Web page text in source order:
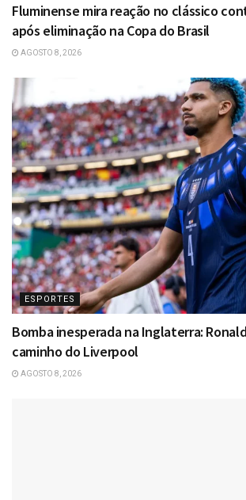
Fluminense mira reação no clássico
após eliminação na Copa do Brasil
AGOSTO 8, 2026
ESPORTES
Bomba inesperada na Inglaterra:
caminho do Liverpool
AGOSTO 8, 2026